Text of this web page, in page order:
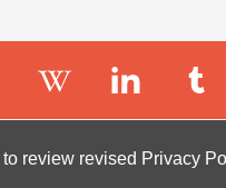
to review revised Privacy